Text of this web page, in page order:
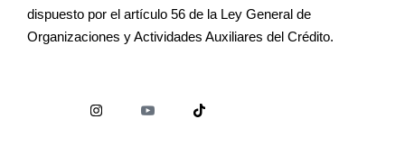
dispuesto por el artículo 56 de la Ley General de
Organizaciones y Actividades Auxiliares del Crédito.